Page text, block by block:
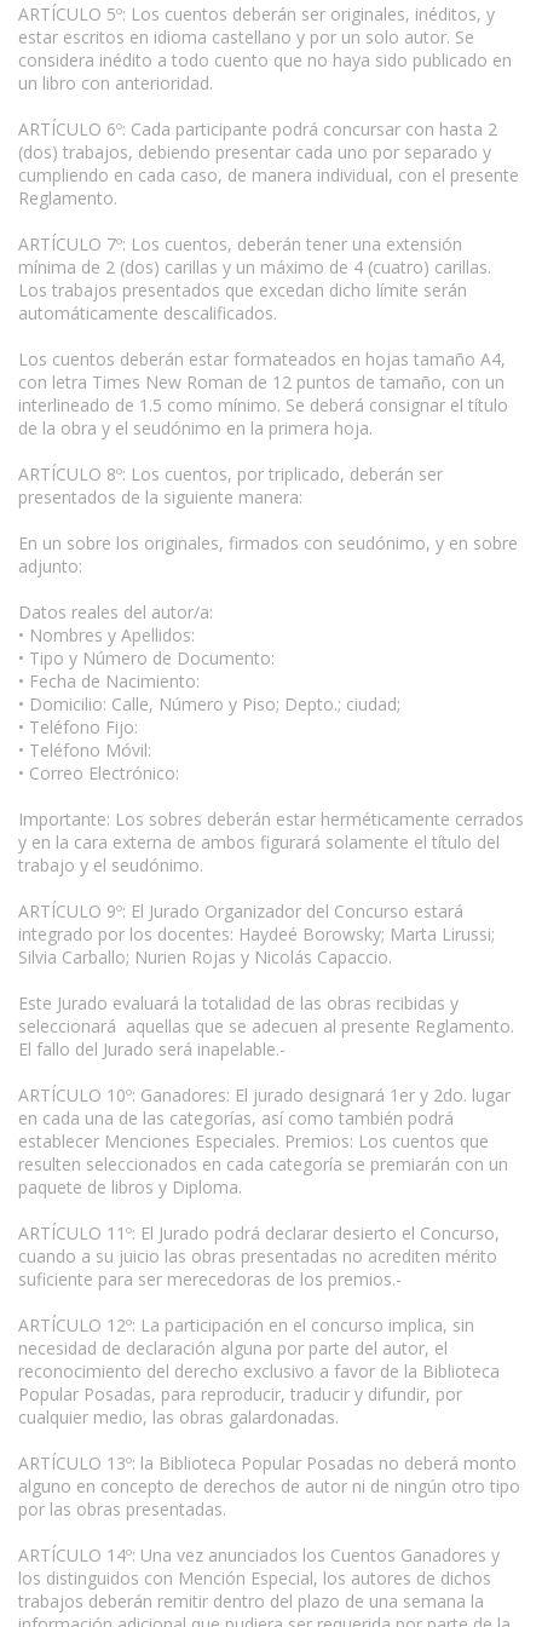
ARTÍCULO 5º: Los cuentos deberán ser originales, inéditos, y
estar escritos en idioma castellano y por un solo autor. Se
considera inédito a todo cuento que no haya sido publicado en
un libro con anterioridad.
ARTÍCULO 6º: Cada participante podrá concursar con hasta 2
(dos) trabajos, debiendo presentar cada uno por separado y
cumpliendo en cada caso, de manera individual, con el presente
Reglamento.
ARTÍCULO 7º: Los cuentos, deberán tener una extensión
mínima de 2 (dos) carillas y un máximo de 4 (cuatro) carillas.
Los trabajos presentados que excedan dicho límite serán
automáticamente descalificados.
Los cuentos deberán estar formateados en hojas tamaño A4,
con letra Times New Roman de 12 puntos de tamaño, con un
interlineado de 1.5 como mínimo. Se deberá consignar el título
de la obra y el seudónimo en la primera hoja.
ARTÍCULO 8º: Los cuentos, por triplicado, deberán ser
presentados de la siguiente manera:
En un sobre los originales, firmados con seudónimo, y en sobre
adjunto:
Datos reales del autor/a:
• Nombres y Apellidos:
• Tipo y Número de Documento:
• Fecha de Nacimiento:
• Domicilio: Calle, Número y Piso; Depto.; ciudad;
• Teléfono Fijo:
• Teléfono Móvil:
• Correo Electrónico:
Importante: Los sobres deberán estar herméticamente cerrados
y en la cara externa de ambos figurará solamente el título del
trabajo y el seudónimo.
ARTÍCULO 9º: El Jurado Organizador del Concurso estará
integrado por los docentes: Haydeé Borowsky; Marta Lirussi;
Silvia Carballo; Nurien Rojas y Nicolás Capaccio.
Este Jurado evaluará la totalidad de las obras recibidas y
seleccionará aquellas que se adecuen al presente Reglamento.
El fallo del Jurado será inapelable.-
ARTÍCULO 10º: Ganadores: El jurado designará 1er y 2do. lugar
en cada una de las categorías, así como también podrá
establecer Menciones Especiales. Premios: Los cuentos que
resulten seleccionados en cada categoría se premiarán con un
paquete de libros y Diploma.
ARTÍCULO 11º: El Jurado podrá declarar desierto el Concurso,
cuando a su juicio las obras presentadas no acrediten mérito
suficiente para ser merecedoras de los premios.-
ARTÍCULO 12º: La participación en el concurso implica, sin
necesidad de declaración alguna por parte del autor, el
reconocimiento del derecho exclusivo a favor de la Biblioteca
Popular Posadas, para reproducir, traducir y difundir, por
cualquier medio, las obras galardonadas.
ARTÍCULO 13º: la Biblioteca Popular Posadas no deberá monto
alguno en concepto de derechos de autor ni de ningún otro tipo
por las obras presentadas.
ARTÍCULO 14º: Una vez anunciados los Cuentos Ganadores y
los distinguidos con Mención Especial, los autores de dichos
trabajos deberán remitir dentro del plazo de una semana la